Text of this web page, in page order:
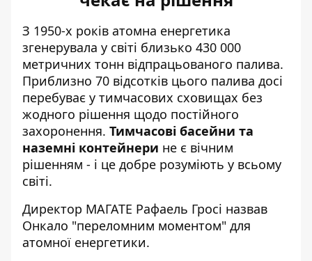
З 1950-х років атомна енергетика
згенерувала у світі близько 430 000
метричних тонн відпрацьованого палива.
Приблизно 70 відсотків цього палива досі
перебуває у тимчасових сховищах без
жодного рішення щодо постійного
захоронення. Тимчасові басейни та
наземні контейнери не є вічним
рішенням - і це добре розуміють у всьому
світі.
Директор МАГАТЕ Рафаель Гросі назвав
Онкало "переломним моментом" для
атомної енергетики.